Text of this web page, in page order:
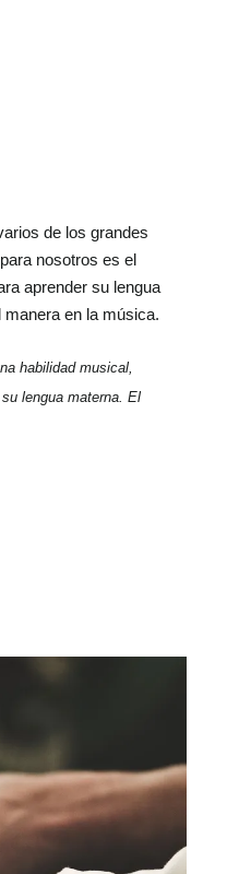
de los grandes
nosotros es el
aprender su lengua
en la música.
habilidad musical,
lengua materna. El